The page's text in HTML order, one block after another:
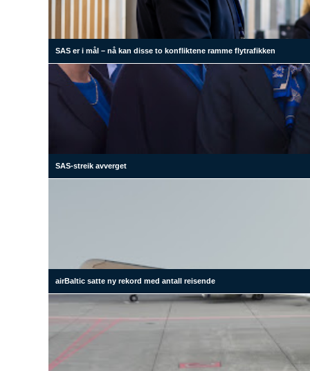
SAS er i mål – nå kan disse to konfliktene ramme flytrafikken
SAS-streik avverget
airBaltic satte ny rekord med antall reisende